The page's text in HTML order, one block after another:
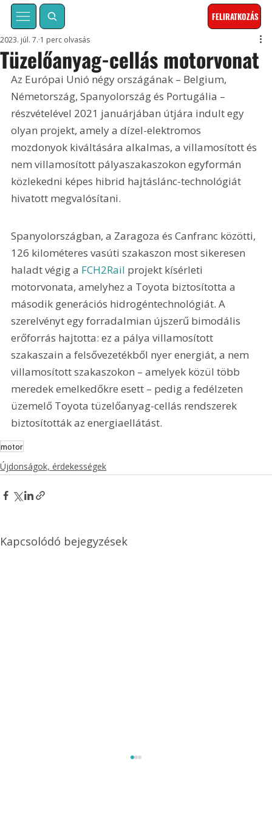
FELIRATKOZÁS
Tüzelőanyag-cellás motorvonat
2023. júl. 7. 1 perc olvasás
Az Európai Unió négy országának – Belgium,
Németország, Spanyolország és Portugália –
részvételével 2021 januárjában útjára indult egy
olyan projekt, amely a dízel-elektromos
mozdonyok kiváltására alkalmas, a villamosított és
nem villamosított pályaszakaszokon egyformán
közlekedni képes hibrid hajtáslánc-technológiát
hivatott megvalósítani.
Spanyolországban, a Zaragoza és Canfranc közötti,
126 kilométeres vasúti szakaszon most sikeresen
haladt végig a FCH2Rail projekt kísérleti
motorvonata, amelyhez a Toyota biztosította a
második generációs hidrogéntechnológiát. A
szerelvényt egy forradalmian újszerű bimodális
erőforrás hajtotta: ez a pálya villamosított
szakaszain a felsővezetékből nyer energiát, a nem
villamosított szakaszokon – amelyek közül több
meredek emelkedőkre esett – pedig a fedélzeten
üzemelő Toyota tüzelőanyag-cellás rendszerek
biztosították az energiaellátást.
motor
Újdonságok, érdekességek
Kapcsolódó bejegyzések